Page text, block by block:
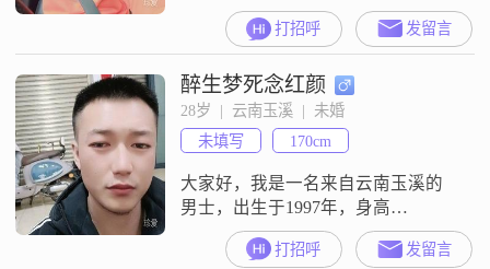
我的月收入在8001到12000元之间，
虽然学历是高中及以下，但我一直
保持着积极向上的生活态度。我觉
得一个人的价值不仅仅体现在学历
上，更重要的是我们的品格和能
力。我性格幽默风趣，总是能给身
边的人带来欢笑。同时，我也是一
个非常有耐心和包容心的人，能够
理
打招呼 发留言
醉生梦死念红颜
28岁  |  云南玉溪  |  未婚
未填写
170cm
大家好，我是一名来自云南玉溪的
男士，出生于1997年，身高
170cm##3002##目前，我的月收入在
5001到8000元之间，虽然不是特别
打招呼 发留言